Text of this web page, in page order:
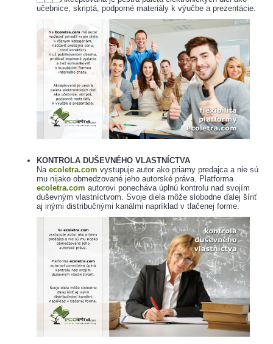
učebnice, skriptá, podporné materiály k výučbe a prezentácie.
KONTROLA DUŠEVNÉHO VLASTNÍCTVA
Na ecoletra.com vystupuje autor ako priamy predajca a nie sú
mu nijako obmedzované jeho autorské práva. Platforma
ecoletra.com autorovi ponecháva úplnú kontrolu nad svojím
duševným vlastníctvom. Svoje diela môže slobodne ďalej šíriť
aj inými distribučnými kanálmi napríklad v tlačenej forme.